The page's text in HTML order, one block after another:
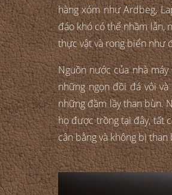
hàng xóm như Ardbeg,
đáo khó có thể nhầm lẫn,
thực vật và rong biển như
Nguồn nước của nhà
những ngọn đồi đá vôi
những đầm lầy than bùn.
họ được trồng tại đây, tất
cân bằng và không bị